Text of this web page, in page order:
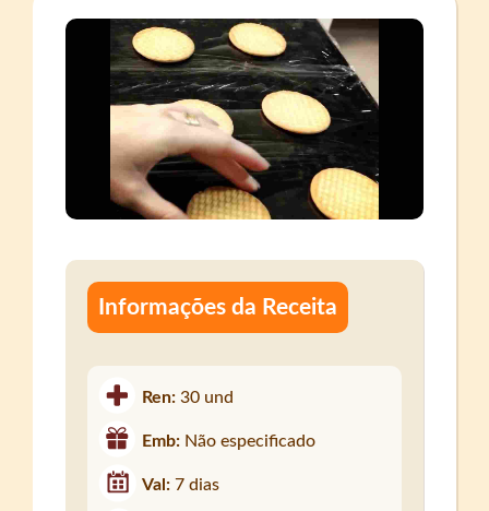
Informações da Receita
Ren:30 und
Emb: Não especificado
Val:7 dias